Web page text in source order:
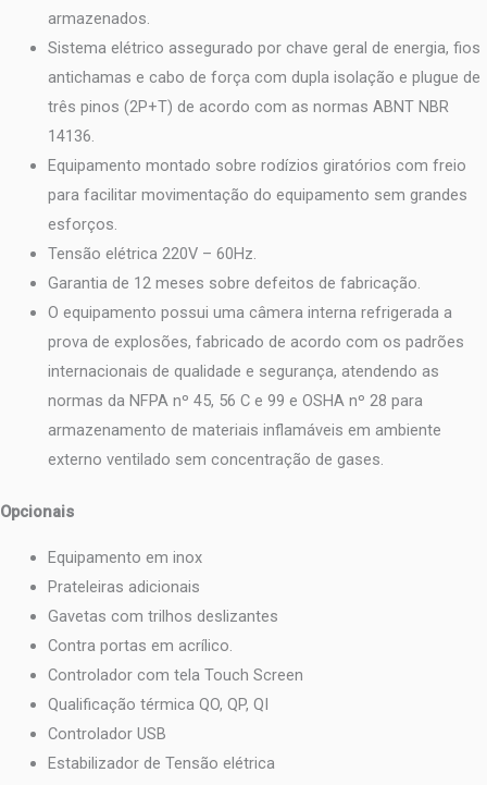
armazenados.
Sistema elétrico assegurado por chave geral de energia, fios
antichamas e cabo de força com dupla isolação e plugue de
três pinos (2P+T) de acordo com as normas ABNT NBR
14136.
Equipamento montado sobre rodízios giratórios com freio
para facilitar movimentação do equipamento sem grandes
esforços.
Tensão elétrica 220V – 60Hz.
Garantia de 12 meses sobre defeitos de fabricação.
O equipamento possui uma câmera interna refrigerada a
prova de explosões, fabricado de acordo com os padrões
internacionais de qualidade e segurança, atendendo as
normas da NFPA nº 45, 56 C e 99 e OSHA nº 28 para
armazenamento de materiais inflamáveis em ambiente
externo ventilado sem concentração de gases.
Opcionais
Equipamento em inox
Prateleiras adicionais
Gavetas com trilhos deslizantes
Contra portas em acrílico.
Controlador com tela Touch Screen
Qualificação térmica QO, QP, QI
Controlador USB
Estabilizador de Tensão elétrica